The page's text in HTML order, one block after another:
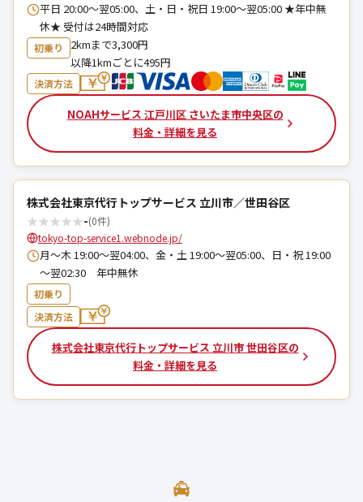
平日 20:00～翌05:00、土・日・祝日 19:00～翌05:00 ★年中無
休★ 受付は24時間対応
初乗り
2kmまで3,300円
以降1kmごとに495円
決済方法
NOAHサービス 江戸川区 さいたま市中央区の
料金・詳細を見る
株式会社東京代行トップサービス 立川市／世田谷区
★★★★★-(0件)
tokyo-top-service1.webnode.jp/
月～木 19:00～翌04:00、金・土 19:00～翌05:00、日・祝 19:00
～翌02:30 年中無休
初乗り
決済方法
株式会社東京代行トップサービス 立川市 世田谷区の
料金・詳細を見る